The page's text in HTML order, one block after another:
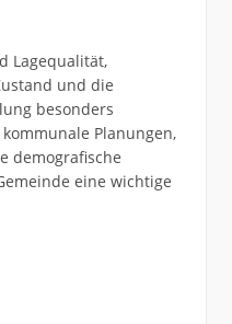
Lagequalität,
und die
besonders
Planungen,
demografische
eine wichtige